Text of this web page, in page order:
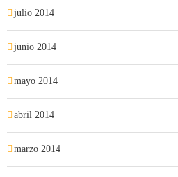
julio 2014
junio 2014
mayo 2014
abril 2014
marzo 2014